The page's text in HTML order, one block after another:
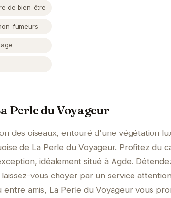
de bien-être
fumeurs
Perle du Voyageur
des oiseaux, entouré d'une végétation
de La Perle du Voyageur. Profitez du
idéalement situé à Agde.
vous choyer par un service
amis, La Perle du Voyageur vous